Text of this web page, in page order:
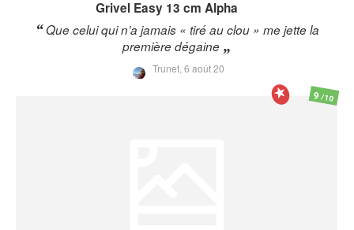
Grivel Easy 13 cm Alpha
Que celui qui n’a jamais « tiré au clou » me jette la
première dégaine
Trunet, 6 août 20
9/10